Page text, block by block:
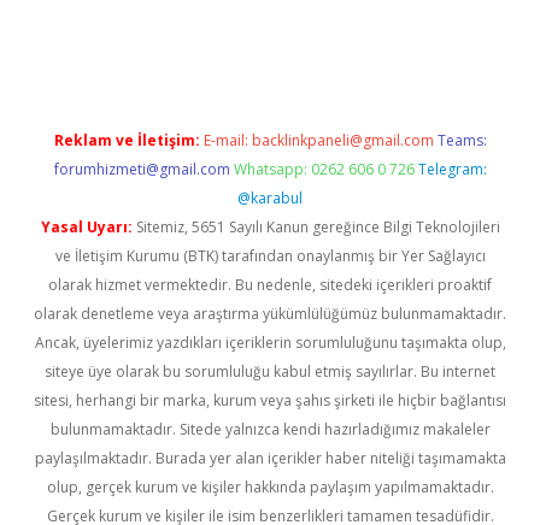
Reklam ve İletişim: E-mail: backlinkpaneli@gmail.com Teams:
forumhizmeti@gmail.com Whatsapp: 0262 606 0 726 Telegram:
@karabul
Yasal Uyarı: Sitemiz, 5651 Sayılı Kanun gereğince Bilgi Teknolojileri
ve İletişim Kurumu (BTK) tarafından onaylanmış bir Yer Sağlayıcı
olarak hizmet vermektedir. Bu nedenle, sitedeki içerikleri proaktif
olarak denetleme veya araştırma yükümlülüğümüz bulunmamaktadır.
Ancak, üyelerimiz yazdıkları içeriklerin sorumluluğunu taşımakta olup,
siteye üye olarak bu sorumluluğu kabul etmiş sayılırlar. Bu internet
sitesi, herhangi bir marka, kurum veya şahıs şirketi ile hiçbir bağlantısı
bulunmamaktadır. Sitede yalnızca kendi hazırladığımız makaleler
paylaşılmaktadır. Burada yer alan içerikler haber niteliği taşımamakta
olup, gerçek kurum ve kişiler hakkında paylaşım yapılmamaktadır.
Gerçek kurum ve kişiler ile isim benzerlikleri tamamen tesadüfidir.